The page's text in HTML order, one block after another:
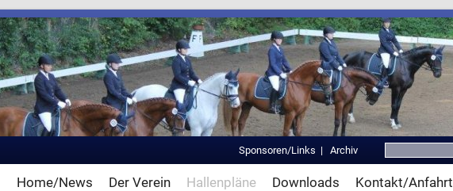
Sponsoren/Links | Archiv
Home/News Der Verein Hallenpläne Downloads Kontakt/Anfahrt